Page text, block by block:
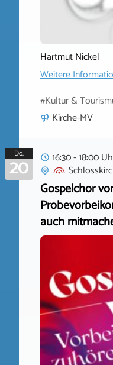
Hartmut Nickel
Weitere
#Kultur &
Kirche-MV
Do.
20
16:30 - 18:00
Gospelchor
auch